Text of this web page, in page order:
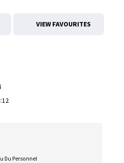
VIEW FAVOURITES
Du Personnel